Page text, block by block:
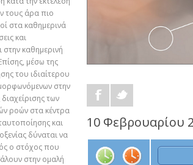
τους άρα πιο
στα καθημερινά
και
στην καθημερινή
μέσω της
του ιδιαίτερου
στην
των
ροών στα κέντρα
και
δύναται να
ο στόχος που
στην ομαλή
10 Φεβρουαρίου